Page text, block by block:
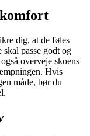
komfort
dig, at de føles
passe godt og
overveje skoens
Hvis
måde, bør du